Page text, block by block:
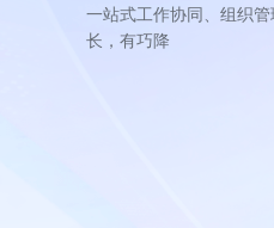
一站式工作协同、组织
长，有巧降